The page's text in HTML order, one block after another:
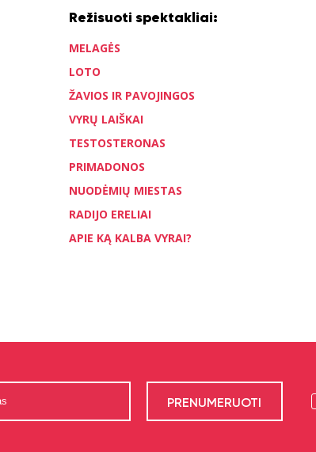
Režisuoti spektakliai:
MELAGĖS
LOTO
ŽAVIOS IR PAVOJINGOS
VYRŲ LAIŠKAI
TESTOSTERONAS
PRIMADONOS
NUODĖMIŲ MIESTAS
RADIJO ERELIAI
APIE KĄ KALBA VYRAI?